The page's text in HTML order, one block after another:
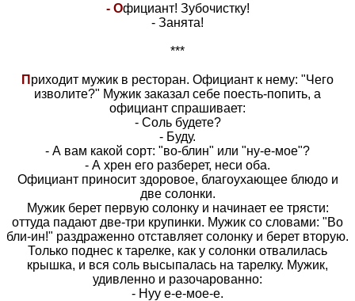
- Официант! Зубочистку!
- Занята!
***
П риходит мужик в ресторан. Официант к нему: "Чего
изволите?" Мужик заказал себе поесть-попить, а
официант спрашивает:
- Соль будете?
- Буду.
- А вам какой сорт: "во-блин" или "ну-е-мое"?
- А хрен его разберет, неси оба.
Официант приносит здоровое, благоухающее блюдо и
две солонки.
Мужик берет первую солонку и начинает ее трясти:
оттуда падают две-три крупинки. Мужик со словами: "Во
бли-ин!" раздраженно отставляет солонку и берет вторую.
Только поднес к тарелке, как у солонки отвалилась
крышка, и вся соль высыпалась на тарелку. Мужик,
удивленно и разочарованно:
- Нуу е-е-мое-е.